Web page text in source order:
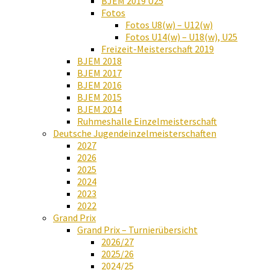
Fotos
Fotos U8(w) – U12(w)
Fotos U14(w) – U18(w), U25
Freizeit-Meisterschaft 2019
BJEM 2018
BJEM 2017
BJEM 2016
BJEM 2015
BJEM 2014
Ruhmeshalle Einzelmeisterschaft
Deutsche Jugendeinzelmeisterschaften
2027
2026
2025
2024
2023
2022
Grand Prix
Grand Prix – Turnierübersicht
2026/27
2025/26
2024/25